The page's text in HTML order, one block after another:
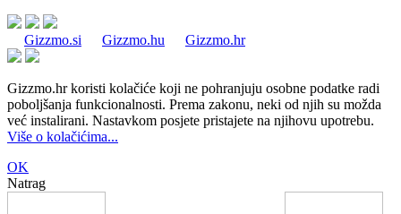
Gizzmo.si Gizzmo.hu Gizzmo.hr
Gizzmo.hr koristi kolačiće koji ne pohranjuju osobne podatke radi
poboljšanja funkcionalnosti. Prema zakonu, neki od njih su možda
već instalirani. Nastavkom posjete pristajete na njihovu upotrebu.
Više o kolačićima...
OK
Natrag